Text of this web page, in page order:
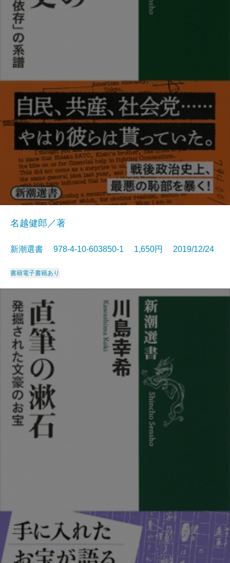
名越健郎／著
新潮選書 978-4-10-603850-1 1,650円 2019/12/24
書籍電子書籍あり